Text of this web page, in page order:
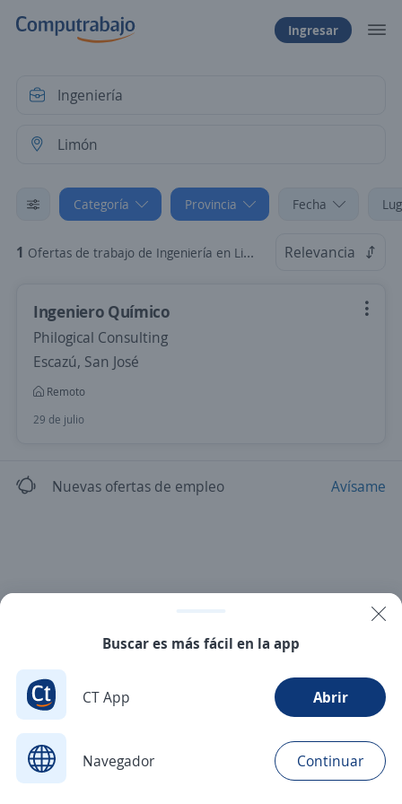
Ingresar
Categoría Provincia Fecha
1 Ofertas de trabajo de Ingeniería en Limón, Limón Relevancia
Ingeniero Químico
Philogical Consulting
Escazú, San José
Remoto
29 de julio
Nuevas ofertas de empleo Avísame
Buscar es más fácil en la app
CT App Abrir
Navegador Continuar